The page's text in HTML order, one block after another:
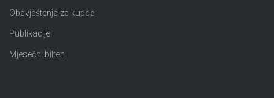
Obavještenja za kupce
Publikacije
Mjesečni bilten